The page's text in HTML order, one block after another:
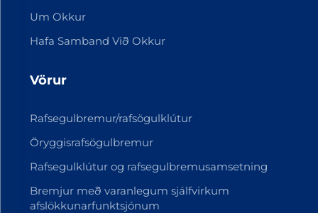
Um Okkur
Hafa Samband Við Okkur
Vörur
Rafsegulbremur/rafsögulklútur
Öryggisrafsögulbremur
Rafsegulklútur og rafsegulbremusamsetning
Bremjur með varanlegum sjálfvirkum
afslökkunarfunktsjónum